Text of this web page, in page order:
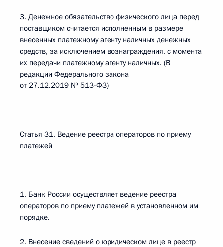
3. Денежное обязательство физического лица перед
поставщиком считается исполненным в размере
внесенных платежному агенту наличных денежных
средств, за исключением вознаграждения, с момента
их передачи платежному агенту наличных. (В
редакции Федерального закона
от 27.12.2019 № 513-ФЗ)
Статья 31. Ведение реестра операторов по приему
платежей
1. Банк России осуществляет ведение реестра
операторов по приему платежей в установленном им
порядке.
2. Внесение сведений о юридическом лице в реестр